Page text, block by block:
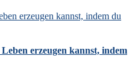
erzeugen kannst, indem du
erzeugen kannst, indem